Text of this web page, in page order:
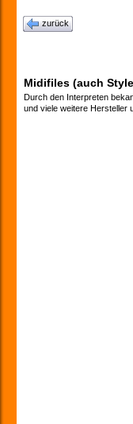
zurück
Midifiles (auch
Durch den Interpreten
und viele weitere Hersteller